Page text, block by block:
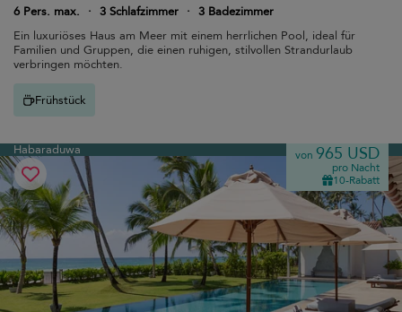
6 Pers. max.
· 3 Schlafzimmer · 3 Badezimmer
Ein luxuriöses Haus am Meer mit einem herrlichen Pool, ideal für
Familien und Gruppen, die einen ruhigen, stilvollen Strandurlaub
verbringen möchten.
Frühstück
Habaraduwa von 965 USD
pro Nacht
10-Rabatt